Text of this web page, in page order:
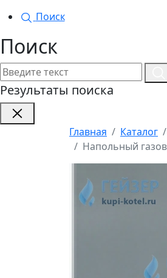
Поиск
Поиск
Результаты поиска
Главная Каталог
Напольный